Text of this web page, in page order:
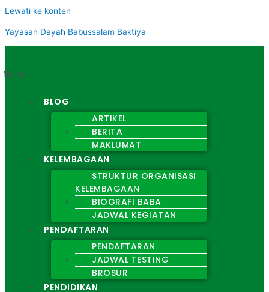
Lewati ke konten
Yayasan Dayah Babussalam Baktiya
Menu
BLOG
ARTIKEL
BERITA
MAKLUMAT
KELEMBAGAAN
STRUKTUR ORGANISASI
KELEMBAGAAN
BIOGRAFI BABA
JADWAL KEGIATAN
PENDAFTARAN
PENDAFTARAN
JADWAL TESTING
BROSUR
PENDIDIKAN